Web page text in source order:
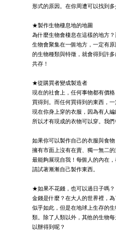
形式的原因。在你周遭可以找到多
★製作生物棲息地的地圖
為什麼生物會棲息在這樣的地方？
生物會聚集在一個地方，一定有
的生物種類與特徵，就會得到許
共存！
★從購買者變成製造者
現在的社會上，任何事物都有價
買得到。而任何買得到的東西，
現在你身上穿的衣服，因為有人編
所以才有現成的衣物可以穿。我們
如果你可以製作自己的衣服與食
擁有市面上沒有在賣、獨一無二
最能夠展現自我！每個人的內在
請試著漸漸自己製作東西。
★如果不花錢，也可以過日子嗎？
金錢是什麼？在大人的世界裡，
似乎如此，但是在地球上生存的
類。除了人類以外，其他的生物
以辦得到呢？